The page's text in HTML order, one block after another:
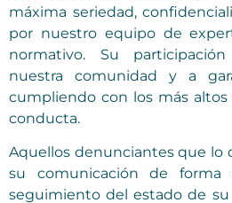
máxima seriedad,
por nuestro equipo de
normativo. Su
nuestra comunidad y a
cumpliendo con los más
conducta.
Aquellos denunciantes que lo
su comunicación de forma
seguimiento del estado de